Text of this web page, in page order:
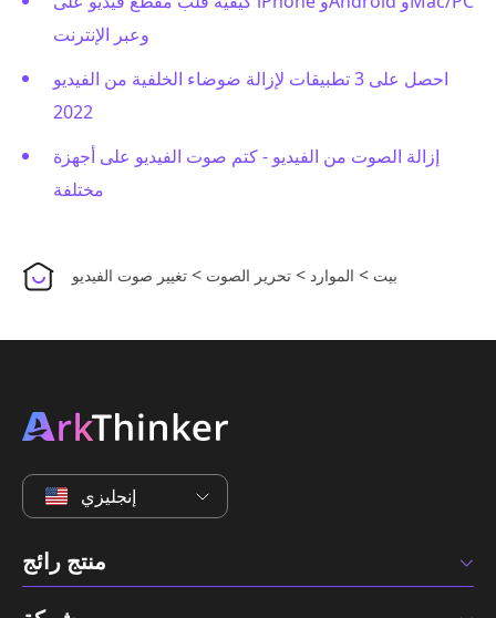
وعبر الإنترنت
احصل على 3 تطبيقات لإزالة ضوضاء الخلفية من الفيديو
2022
إزالة الصوت من الفيديو - كتم صوت الفيديو على أجهزة
مختلفة
بيت > الموارد > تحرير الصوت > تغيير صوت الفيديو
إنجليزي
منتج رائج